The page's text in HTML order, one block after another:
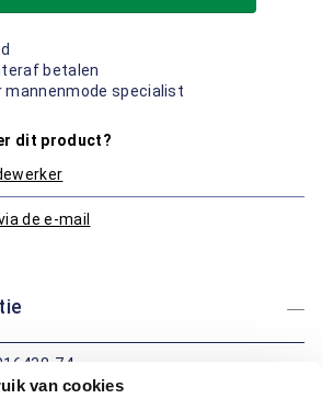
van cookies
betalen
mannenmode specialist
dit product?
de e-mail
74
Oranje